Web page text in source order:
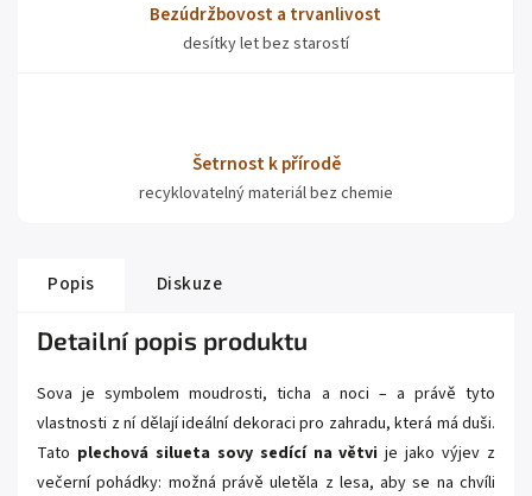
Bezúdržbovost a trvanlivost
desítky let bez starostí
Šetrnost k přírodě
recyklovatelný materiál bez chemie
Popis Diskuze
Detailní popis produktu
Sova je symbolem moudrosti, ticha a noci – a právě tyto
vlastnosti z ní dělají ideální dekoraci pro zahradu, která má duši.
Tato plechová silueta sovy sedící na větvi je jako výjev z
večerní pohádky: možná právě uletěla z lesa, aby se na chvíli